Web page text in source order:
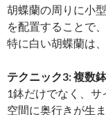
胡蝶蘭の周りに小
を配置することで
特に白い胡蝶蘭は
テクニック3: 複数
1鉢だけでなく、サ
空間に奥行きが生ま